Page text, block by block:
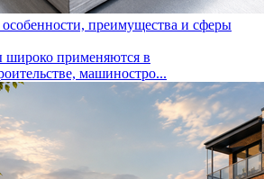
преимущества и сферы
применяются в
машиностро...